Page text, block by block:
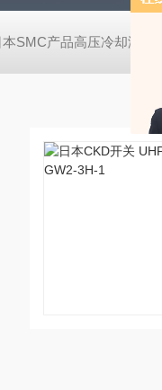
SMC产品高压冷却液用阀